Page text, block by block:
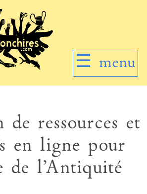
☰ menu
de ressources et
en ligne pour
de l’Antiquité